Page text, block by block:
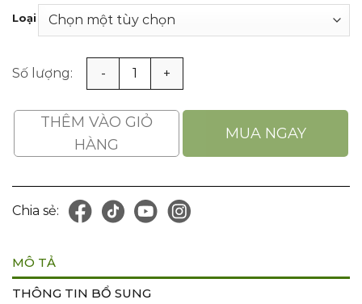
Loại
Mặt nạ da bò có kính hàn điện tử tự động tối màu số
THÊM VÀO GIỎ
HÀNG
MUA NGAY
Chia sẻ:
MÔ TẢ
THÔNG TIN BỔ SUNG